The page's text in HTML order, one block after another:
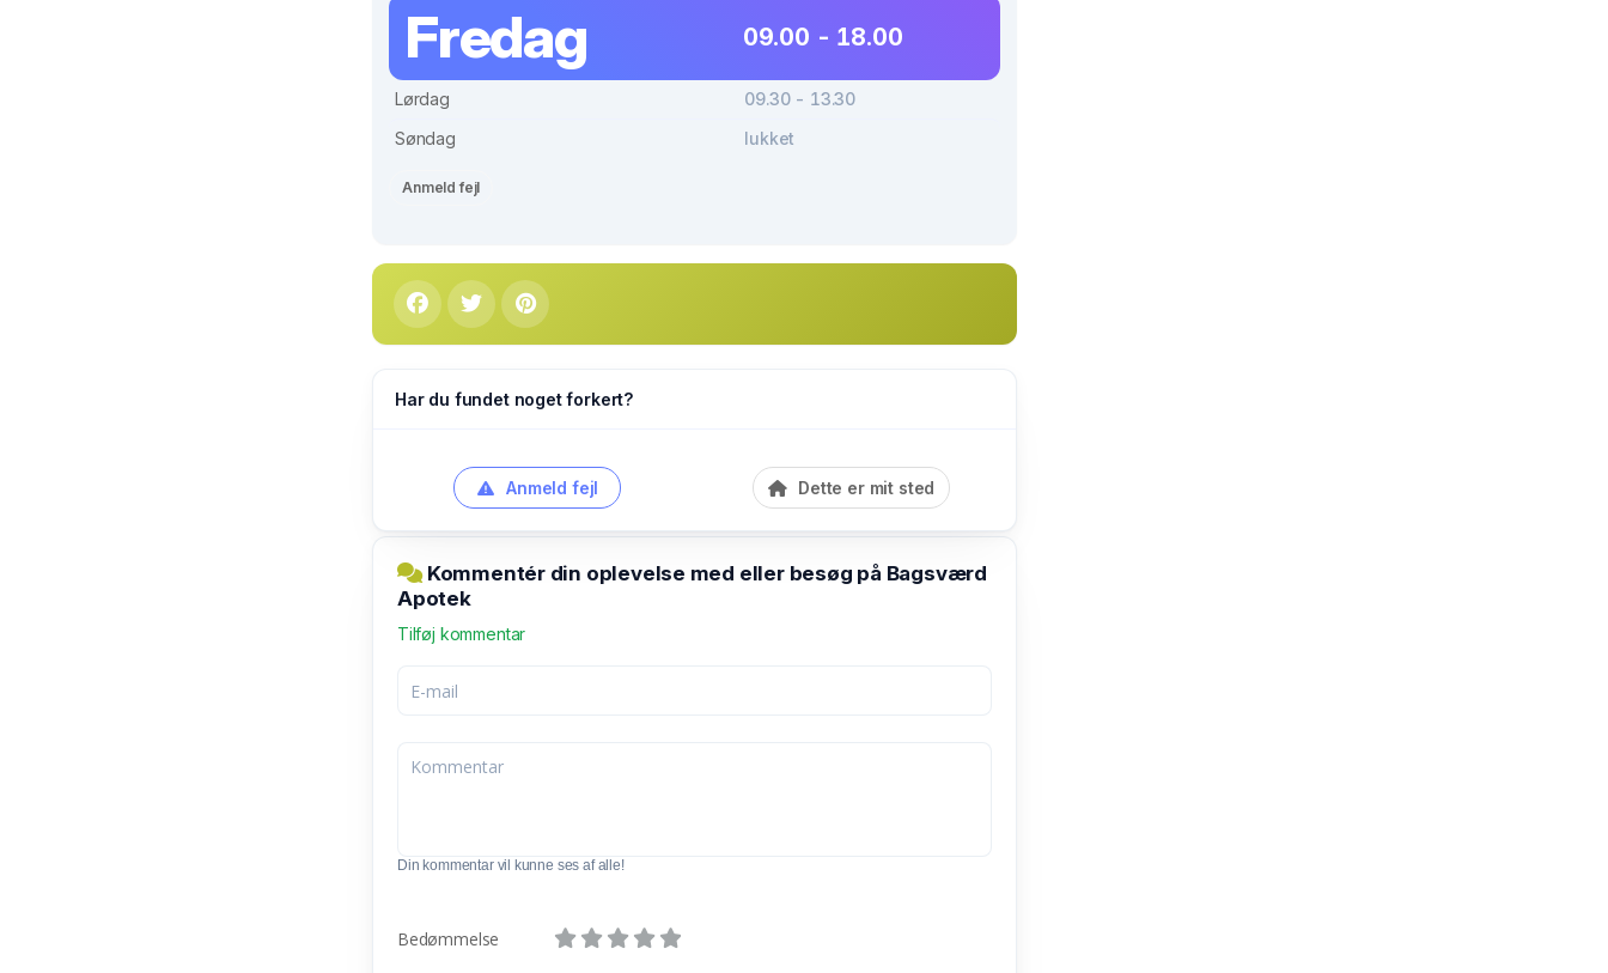
Fredag 09.00 - 18.00
Lørdag
09.30 - 13.30
Søndag
lukket
Anmeld fejl
Har du fundet noget forkert?
Anmeld fejl Dette er mit sted
Kommentér din oplevelse med eller besøg på Bagsværd
Apotek
Tilføj kommentar
Din kommentar vil kunne ses af alle!
Bedømmelse